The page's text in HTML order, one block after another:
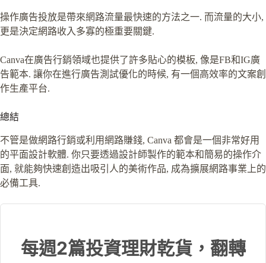
操作廣告投放是帶來網路流量最快速的方法之一. 而流量的大小,
更是決定網路收入多寡的極重要關鍵.
Canva在廣告行銷領域也提供了許多貼心的模板, 像是FB和IG廣
告範本. 讓你在進行廣告測試優化的時候, 有一個高效率的文案創
作生產平台.
總結
不管是做網路行銷或利用網路賺錢, Canva 都會是一個非常好用
的平面設計軟體. 你只要透過設計師製作的範本和簡易的操作介
面, 就能夠快速創造出吸引人的美術作品, 成為擴展網路事業上的
必備工具.
每週2篇投資理財乾貨，翻轉